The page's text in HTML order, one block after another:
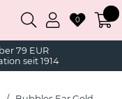
79 EUR
seit 1914
0